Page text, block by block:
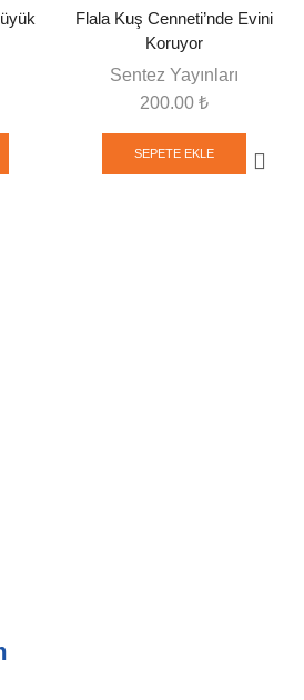
Flala Kuş Cenneti’nde Evini
Koruyor
Sentez Yayınları
200.00 ₺
SEPETE EKLE